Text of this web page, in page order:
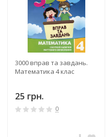
3000 вправ та завдань.
Математика 4 клас
25 грн.
0